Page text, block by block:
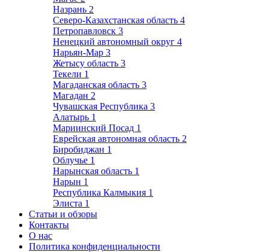
Назрань 2
Северо-Казахстанская область 4
Петропавловск 3
Ненецкий автономный округ 4
Нарьян-Мар 3
Жетысу область 3
Текели 1
Магаданская область 3
Магадан 2
Чувашская Республика 3
Алатырь 1
Мариинский Посад 1
Еврейская автономная область 2
Биробиджан 1
Облучье 1
Нарынская область 1
Нарын 1
Республика Калмыкия 1
Элиста 1
Статьи и обзоры
Контакты
О нас
Политика конфиденциальности